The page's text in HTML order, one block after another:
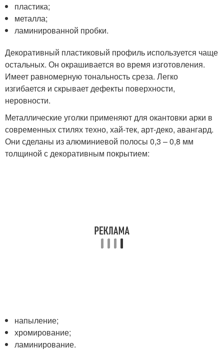
пластика;
металла;
ламинированной пробки.
Декоративный пластиковый профиль используется чаще
остальных. Он окрашивается во время изготовления.
Имеет равномерную тональность среза. Легко
изгибается и скрывает дефекты поверхности,
неровности.
Металлические уголки применяют для окантовки арки в
современных стилях техно, хай-тек, арт-деко, авангард.
Они сделаны из алюминиевой полосы 0,3 – 0,8 мм
толщиной с декоративным покрытием:
напыление;
хромирование;
ламинирование.